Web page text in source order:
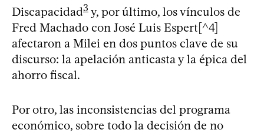
Discapacidad3 y, por último, los vínculos de
Fred Machado con José Luis Espert[^4]
afectaron a Milei en dos puntos clave de su
discurso: la apelación anticasta y la épica del
ahorro fiscal.
Por otro, las inconsistencias del programa
económico, sobre todo la decisión de no